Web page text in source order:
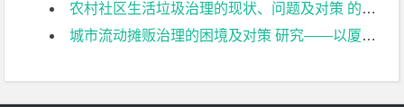
农村社区生活垃圾治理的现状、问题及对策 的研究—常州市薛埠镇乌振岗为例文献综述
城市流动摊贩治理的困境及对策 研究——以厦门市湖里区为例文献综述